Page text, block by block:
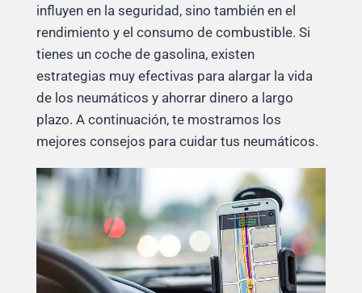
influyen en la seguridad, sino también en el
rendimiento y el consumo de combustible. Si
tienes un coche de gasolina, existen
estrategias muy efectivas para alargar la vida
de los neumáticos y ahorrar dinero a largo
plazo. A continuación, te mostramos los
mejores consejos para cuidar tus neumáticos.